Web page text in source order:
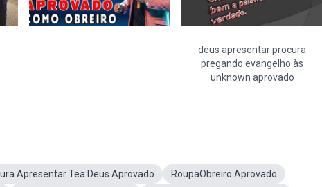
deus apresentar procura
pregando evangelho às
unknown aprovado
Apresentar Tea Deus Aprovado
RoupaObreiro Aprovado